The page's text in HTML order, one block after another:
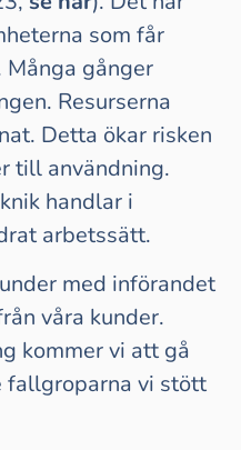
som får
gånger
Resurserna
Detta ökar risken
till användning.
handlar i
arbetssätt.
med införandet
våra kunder.
kommer vi att gå
fallgroparna vi stött